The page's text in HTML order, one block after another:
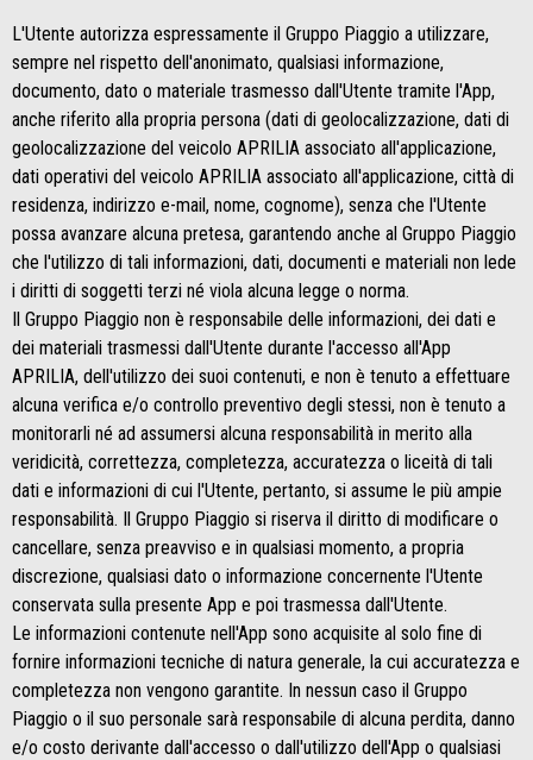
L'Utente autorizza espressamente il Gruppo Piaggio a utilizzare,
sempre nel rispetto dell'anonimato, qualsiasi informazione,
documento, dato o materiale trasmesso dall'Utente tramite l'App,
anche riferito alla propria persona (dati di geolocalizzazione, dati di
geolocalizzazione del veicolo APRILIA associato all'applicazione,
dati operativi del veicolo APRILIA associato all'applicazione, città di
residenza, indirizzo e-mail, nome, cognome), senza che l'Utente
possa avanzare alcuna pretesa, garantendo anche al Gruppo Piaggio
che l'utilizzo di tali informazioni, dati, documenti e materiali non lede
i diritti di soggetti terzi né viola alcuna legge o norma.
Il Gruppo Piaggio non è responsabile delle informazioni, dei dati e
dei materiali trasmessi dall'Utente durante l'accesso all'App
APRILIA, dell'utilizzo dei suoi contenuti, e non è tenuto a effettuare
alcuna verifica e/o controllo preventivo degli stessi, non è tenuto a
monitorarli né ad assumersi alcuna responsabilità in merito alla
veridicità, correttezza, completezza, accuratezza o liceità di tali
dati e informazioni di cui l'Utente, pertanto, si assume le più ampie
responsabilità. Il Gruppo Piaggio si riserva il diritto di modificare o
cancellare, senza preavviso e in qualsiasi momento, a propria
discrezione, qualsiasi dato o informazione concernente l'Utente
conservata sulla presente App e poi trasmessa dall'Utente.
Le informazioni contenute nell'App sono acquisite al solo fine di
fornire informazioni tecniche di natura generale, la cui accuratezza e
completezza non vengono garantite. In nessun caso il Gruppo
Piaggio o il suo personale sarà responsabile di alcuna perdita, danno
e/o costo derivante dall'accesso o dall'utilizzo dell'App o qualsiasi